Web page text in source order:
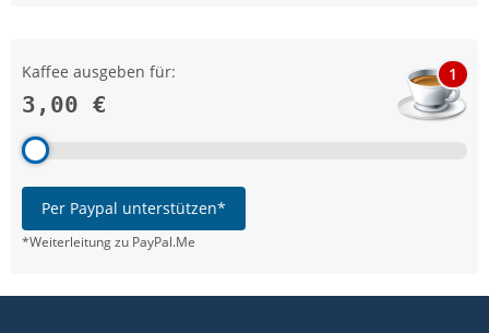
Kaffee ausgeben für:
3,00 €
1
Per Paypal unterstützen*
*Weiterleitung zu PayPal.Me